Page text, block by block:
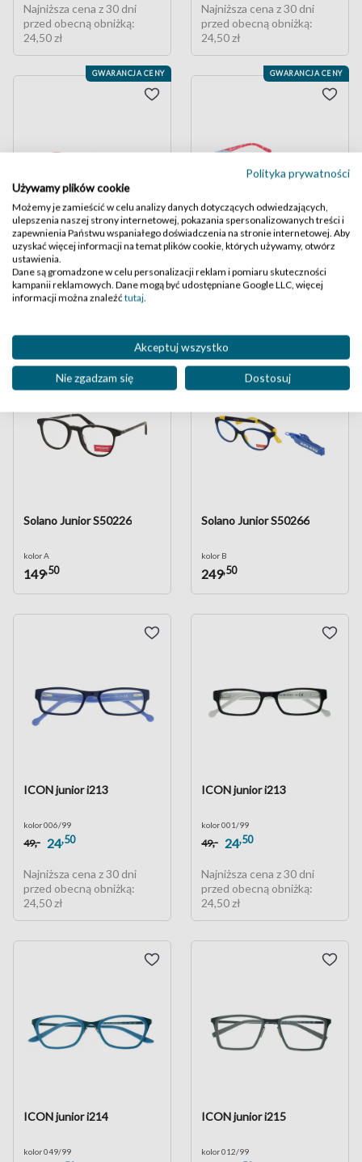
Najniższa cena z 30 dni
przed obecną obniżką:
24,50 zł
Najniższa cena z 30 dni
przed obecną obniżką:
24,50 zł
GWARANCJA CENY
Ray-Ban junior 1561
kolor 3669
249,50
GWARANCJA CENY
Solano Junior S50155
kolor D
Solano Junior S50226
kolor A
149,50
New
Solano Junior S50266
kolor B
249,50
ICON junior i213
kolor 006/99
49,- 24,50
Najniższa cena z 30 dni
przed obecną obniżką:
24,50 zł
ICON junior i213
kolor 001/99
49,- 24,50
Najniższa cena z 30 dni
przed obecną obniżką:
24,50 zł
ICON junior i214
kolor 049/99
ICON junior i215
kolor 012/99
Polityka prywatności
Używamy plików cookie
Możemy je zamieścić w celu analizy danych dotyczących odwiedzających,
ulepszenia naszej strony internetowej, pokazania spersonalizowanych treści i
zapewnienia Państwu wspaniałego doświadczenia na stronie internetowej. Aby
uzyskać więcej informacji na temat plików cookie, których używamy, otwórz
ustawienia.
Dane są gromadzone w celu personalizacji reklam i pomiaru skuteczności
kampanii reklamowych. Dane mogą być udostępniane Google LLC, więcej
informacji można znaleźćtutaj.
Akceptuj wszystko
Nie zgadzam się Dostosuj